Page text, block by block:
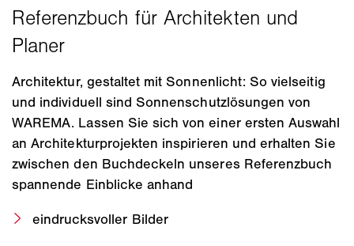
Architektur, gestaltet mit Sonnenlicht: So vielseitig
und individuell sind Sonnenschutzlösungen von
WAREMA. Lassen Sie sich von einer ersten Auswahl
an Architekturprojekten inspirieren und erhalten Sie
zwischen den Buchdeckeln unseres Referenzbuch
spannende Einblicke anhand
eindrucksvoller Bilder